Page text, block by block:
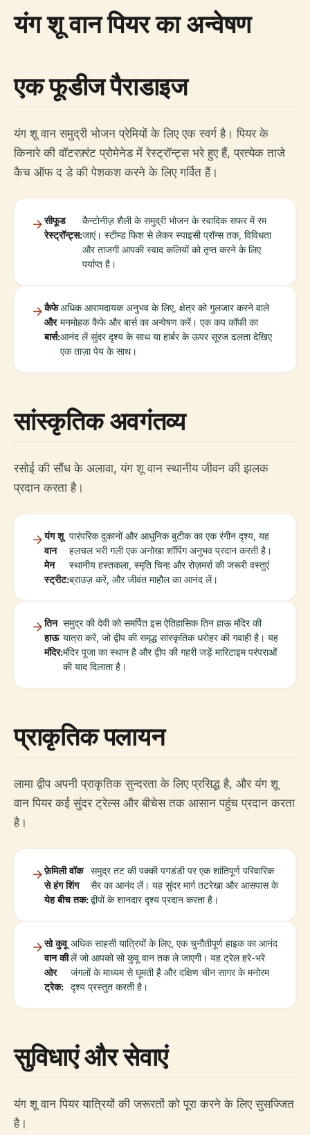
यंग शू वान पियर का अन्वेषण
एक फूडीज पैराडाइज
यंग शू वान समुद्री भोजन प्रेमियों के लिए एक स्वर्ग है। पियर के
किनारे की वॉटरफ़्रंट प्रोमेनेड में रेस्ट्रॉन्ट्स भरे हुए हैं, प्रत्येक ताजे
कैच ऑफ द डे की पेशकश करने के लिए गर्वित हैं।
सीफूड
रेस्ट्रॉन्ट्स:
कैन्टोनीज़ शैली के समुद्री भोजन के स्वादिक सफर में रम
जाएं। स्टीम्ड फिश से लेकर स्पाइसी प्रॉन्स तक, विविधता
और ताजगी आपकी स्वाद कलियों को तृप्त करने के लिए
पर्याप्त है।
कैफे
और
बार्स:
अधिक आरामदायक अनुभव के लिए, क्षेत्र को गुलजार करने वाले
मनमोहक कैफे और बार्स का अन्वेषण करें। एक कप कॉफी का
आनंद लें सुंदर दृश्य के साथ या हार्बर के ऊपर सूरज ढलता देखिए
एक ताज़ा पेय के साथ।
सांस्कृतिक अवगंतव्य
रसोई की सौंध के अलावा, यंग शू वान स्थानीय जीवन की झलक
प्रदान करता है।
यंग शू
वान
मेन
स्ट्रीट:
पारंपरिक दुकानों और आधुनिक बुटीक का एक रंगीन दृश्य, यह
हलचल भरी गली एक अनोखा शॉपिंग अनुभव प्रदान करती है।
स्थानीय हस्तकला, स्मृति चिन्ह और रोज़मर्रा की जरूरी वस्तुएं
ब्राउज़ करें, और जीवंत माहौल का आनंद लें।
तिन
हाऊ
मंदिर:
समुद्र की देवी को समर्पित इस ऐतिहासिक तिन हाऊ मंदिर की
यात्रा करें, जो द्वीप की समृद्ध सांस्कृतिक धरोहर की गवाही है। यह
मंदिर पूजा का स्थान है और द्वीप की गहरी जड़ें मारिटाइम परंपराओं
की याद दिलाता है।
प्राकृतिक पलायन
लामा द्वीप अपनी प्राकृतिक सुन्दरता के लिए प्रसिद्ध है, और यंग शू
वान पियर कई सुंदर ट्रेल्स और बीचेस तक आसान पहुंच प्रदान करता
है।
फ़ेमिली वॉक
से हंग शिंग
येह बीच तक:
समुद्र तट की पक्की पगडंडी पर एक शांतिपूर्ण परिवारिक
सैर का आनंद लें। यह सुंदर मार्ग तटरेखा और आसपास के
द्वीपों के शानदार दृश्य प्रदान करता है।
सो कुवू
वान की
ओर
ट्रेक:
अधिक साहसी यात्रियों के लिए, एक चुनौतीपूर्ण हाइक का आनंद
लें जो आपको सो कुवू वान तक ले जाएगी। यह ट्रेल हरे-भरे
जंगलों के माध्यम से घूमती है और दक्षिण चीन सागर के मनोरम
दृश्य प्रस्तुत करती है।
सुविधाएं और सेवाएं
यंग शू वान पियर यात्रियों की जरूरतों को पूरा करने के लिए सुसज्जित
है।